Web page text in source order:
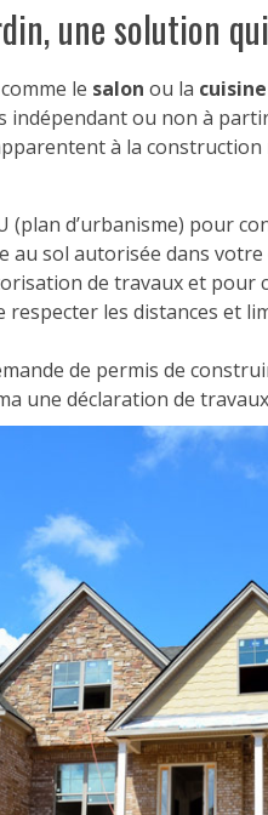
une solution
le salon ou la cuisine
indépendant ou non à
à la
(plan d’urbanisme) pour
au sol autorisée dans
de travaux et pour
respecter les distances et
de permis de
une déclaration de